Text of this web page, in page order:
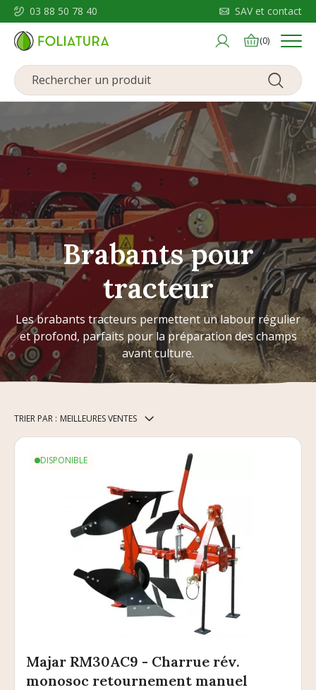
03 88 50 78 40 SAV et contact
(0) Menu
Brabants pour
tracteur
Les brabants tracteurs permettent un labour régulier
et profond, parfaits pour la préparation des champs
avant culture.
TRIER PAR : MEILLEURES VENTES
DISPONIBLE
Majar RM30AC9 - Charrue rév.
monosoc retournement manuel